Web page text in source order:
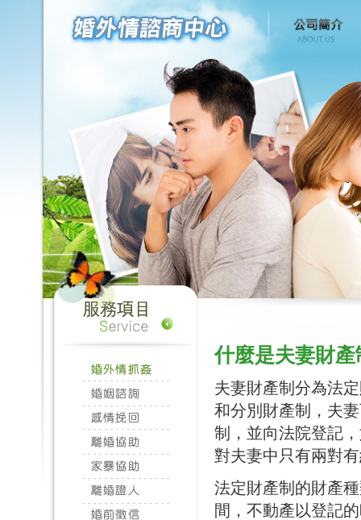
什麼是夫妻財產
夫妻財產制分為法
和分別財產制，夫
制，並向法院登記
對夫妻中只有兩對
法定財產制的財產
間，不動產以登記